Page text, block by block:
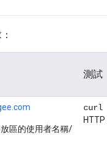
測試
區的使用者名稱/
curl